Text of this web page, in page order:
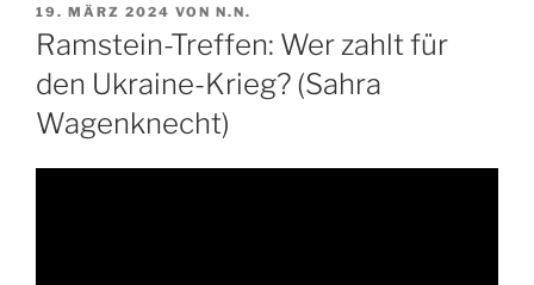
VERÖFFENTLICHT
AM
19. MÄRZ 2024 VON N.N.
Ramstein-Treffen: Wer zahlt für
den Ukraine-Krieg? (Sahra
Wagenknecht)